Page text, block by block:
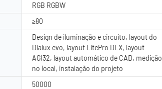
RGB RGBW
≥80
Design de iluminação e circuito, layout do
Dialux evo, layout LitePro DLX, layout
AGI32, layout automático de CAD, medição
no local, instalação do projeto
50000